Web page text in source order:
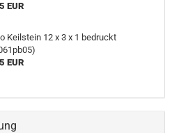
EUR
Keilstein 12 x 3 x 1 bedruckt
EUR